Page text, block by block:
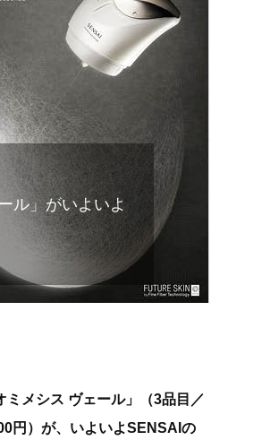
ル」がいよいよ
ミメシス ヴェール」（3品目／
円）が、いよいよSENSAIの